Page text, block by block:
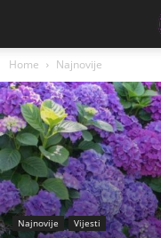
Home Najnovije
Najnovije Vijesti